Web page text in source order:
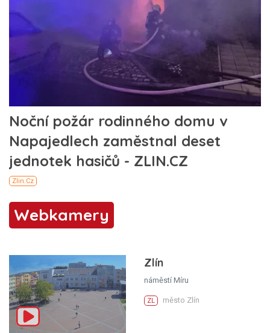
Webkamery
Zlín
náměstí Míru
ZL město Zlín